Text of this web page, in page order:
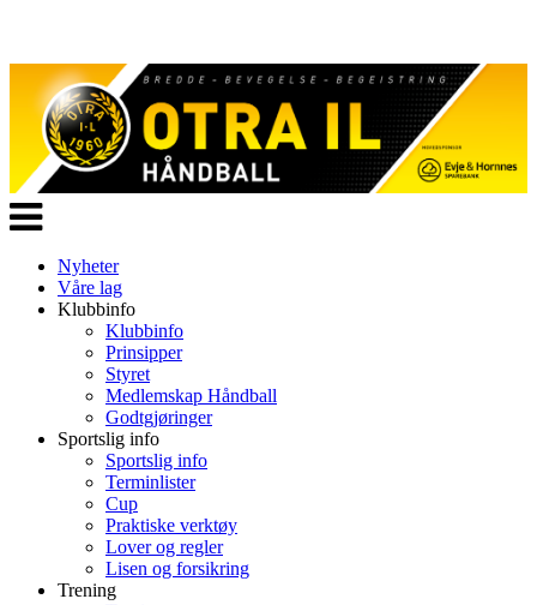
Veksle
navigasjon
Nyheter
Våre lag
Klubbinfo
Klubbinfo
Prinsipper
Styret
Medlemskap Håndball
Godtgjøringer
Sportslig info
Sportslig info
Terminlister
Cup
Praktiske verktøy
Lover og regler
Lisen og forsikring
Trening